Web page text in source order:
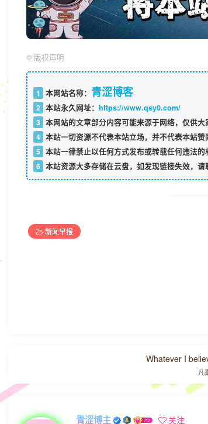
© 版权声明
1 本网站名称： 青涩博客
2 本站永久网址： https://www.qsy0.com/
3 本网站的文章部分内容可能来源于网络，仅供
4 本站一切资源不代表本站立场，并不代表本站赞
5 本站一律禁止以任何方式发布或转载任何违法
6 本站资源大多存储在云盘，如发现链接失效，请
新闻早报
Whatever I
凡
青涩博主 关注